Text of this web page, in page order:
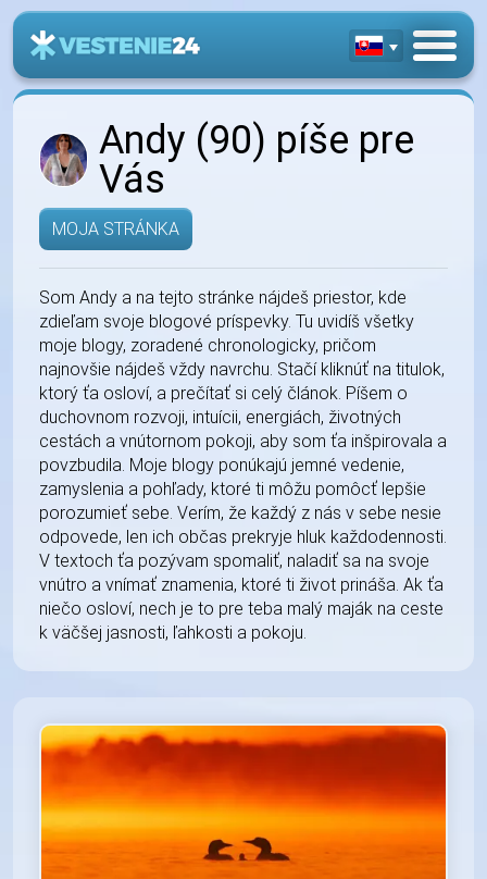
Andy (90) píše pre
Vás
MOJA STRÁNKA
Som Andy a na tejto stránke nájdeš priestor, kde
zdieľam svoje blogové príspevky. Tu uvidíš všetky
moje blogy, zoradené chronologicky, pričom
najnovšie nájdeš vždy navrchu. Stačí kliknúť na titulok,
ktorý ťa osloví, a prečítať si celý článok. Píšem o
duchovnom rozvoji, intuícii, energiách, životných
cestách a vnútornom pokoji, aby som ťa inšpirovala a
povzbudila. Moje blogy ponúkajú jemné vedenie,
zamyslenia a pohľady, ktoré ti môžu pomôcť lepšie
porozumieť sebe. Verím, že každý z nás v sebe nesie
odpovede, len ich občas prekryje hluk každodennosti.
V textoch ťa pozývam spomaliť, naladiť sa na svoje
vnútro a vnímať znamenia, ktoré ti život prináša. Ak ťa
niečo osloví, nech je to pre teba malý maják na ceste
k väčšej jasnosti, ľahkosti a pokoju.